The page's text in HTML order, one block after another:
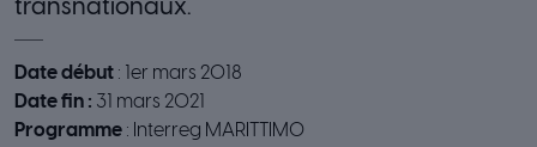
transnationaux.
Date début : 1er mars 2018
Date fin : 31 mars 2021
Programme : Interreg MARITTIMO